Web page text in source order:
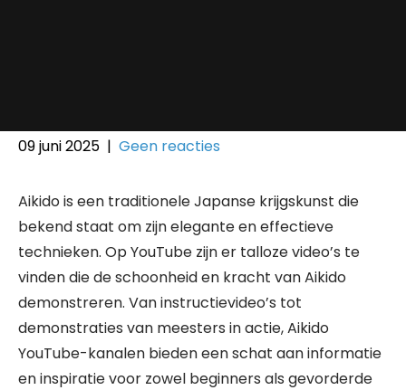
09 juni 2025 | Geen reacties
Aikido is een traditionele Japanse krijgskunst die
bekend staat om zijn elegante en effectieve
technieken. Op YouTube zijn er talloze video’s te
vinden die de schoonheid en kracht van Aikido
demonstreren. Van instructievideo’s tot
demonstraties van meesters in actie, Aikido
YouTube-kanalen bieden een schat aan informatie
en inspiratie voor zowel beginners als gevorderde